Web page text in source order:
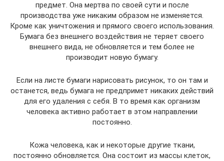
предмет. Она мертва по своей сути и после
производства уже никаким образом не изменяется.
Кроме как уничтожения и прямого своего использования.
Бумага без внешнего воздействия не теряет своего
внешнего вида, не обновляется и тем более не
производит новую бумагу.
Если на листе бумаги нарисовать рисунок, то он там и
останется, ведь бумага не предпримет никаких действий
для его удаления с себя. В то время как организм
человека активно работает в этом направлении
постоянно.
Кожа человека, как и некоторые другие ткани,
постоянно обновляется. Она состоит из массы клеток,